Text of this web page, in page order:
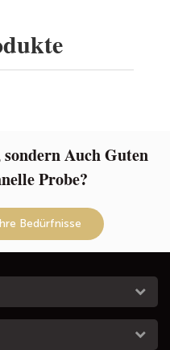
Auch Guten
Probe?
Bedürfnisse